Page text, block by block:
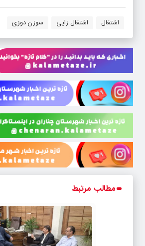
اشتغال اشتغال زایی سوزن دوزی
مطالب مرتبط